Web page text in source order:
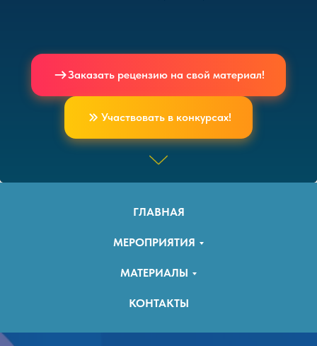
Заказать рецензию на свой материал!
Участвовать в конкурсах!
ГЛАВНАЯ
МЕРОПРИЯТИЯ
МАТЕРИАЛЫ
КОНТАКТЫ